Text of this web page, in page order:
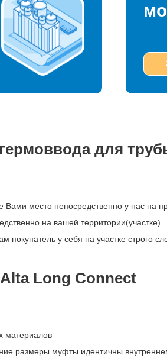
для
Вами место непосредственно у нас на
на вашей территории(участке)
покупатель у себя на участке строго
Long Connect
материалов
размеры муфты идентичны